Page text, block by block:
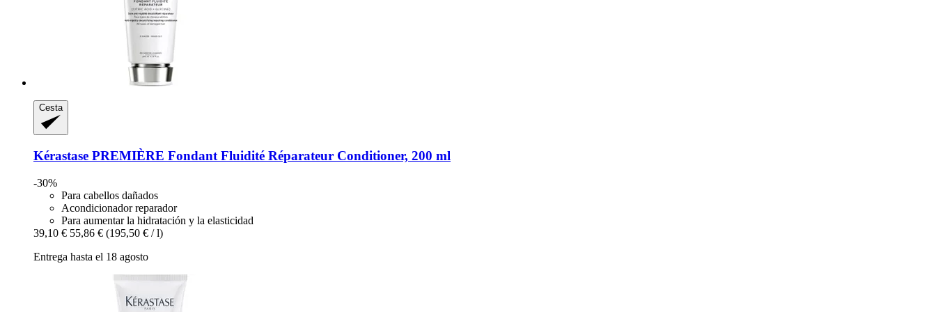
Cesta
Kérastase PREMIÈRE Fondant Fluidité Réparateur Conditioner, 200 ml
-30%
Para cabellos dañados
Acondicionador reparador
Para aumentar la hidratación y la elasticidad
39,10 € 55,86 € (195,50 € / l)
Entrega hasta el 18 agosto